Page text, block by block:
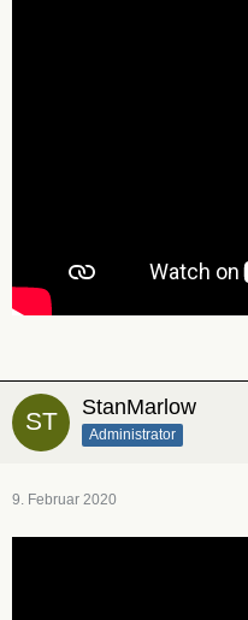
StanMarlow
Administrator
9. Februar 2020